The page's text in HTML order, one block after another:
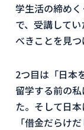
学生活の締め
で、受講して
べきことを見つ
2つ目は「日本
留学する前の
た。そして日
「借金だらけ